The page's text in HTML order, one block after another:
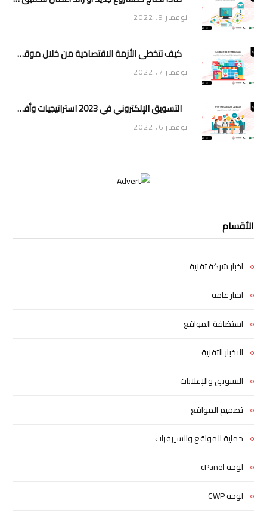
نوفمبر 9, 2022
كيف تتخطى الأزمة الاقتصادية من خلال موقعك الإلكتروني أو متجرك الإلكتروني
نوفمبر 7, 2022
التسويق الإلكتروني في 2023 استراتيجيات وأفكار جديدة للتسويق
نوفمبر 6, 2022
الأقسام
اخبار شركة تقنية
اخبار عامة
استضافة المواقع
الاخبار التقنية
التسويق والإعلانات
تصميم المواقع
حماية المواقع والسيرفرات
لوحه cPanel
لوحه CWP